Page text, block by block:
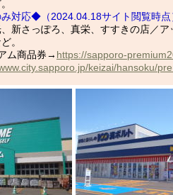
対応◆（2024.04.18サイト閲覧時点
新さっぽろ、真栄、すすきの店／ア
。
ム商品券→ https://sapporo-
keizai/hansoku/